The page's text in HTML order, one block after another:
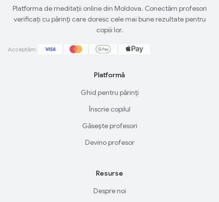
Platforma de meditații online din Moldova. Conectăm profesori
verificați cu părinți care doresc cele mai bune rezultate pentru
copiii lor.
Acceptăm:
Platformă
Ghid pentru părinți
Înscrie copilul
Găsește profesori
Devino profesor
Resurse
Despre noi